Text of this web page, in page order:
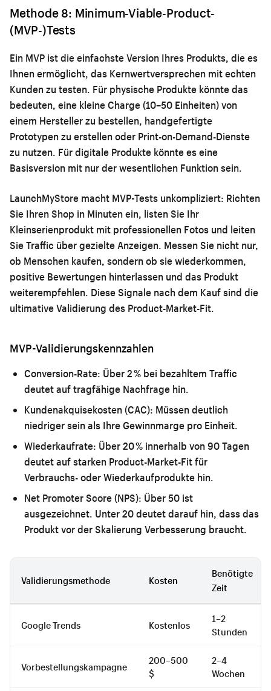
Methode 8: Minimum-Viable-Product-
(MVP-)Tests
Ein MVP ist die einfachste Version Ihres Produkts, die es
Ihnen ermöglicht, das Kernwertversprechen mit echten
Kunden zu testen. Für physische Produkte könnte das
bedeuten, eine kleine Charge (10–50 Einheiten) von
einem Hersteller zu bestellen, handgefertigte
Prototypen zu erstellen oder Print-on-Demand-Dienste
zu nutzen. Für digitale Produkte könnte es eine
Basisversion mit nur der wesentlichen Funktion sein.
LaunchMyStore macht MVP-Tests unkompliziert: Richten
Sie Ihren Shop in Minuten ein, listen Sie Ihr
Kleinserienprodukt mit professionellen Fotos und leiten
Sie Traffic über gezielte Anzeigen. Messen Sie nicht nur,
ob Menschen kaufen, sondern ob sie wiederkommen,
positive Bewertungen hinterlassen und das Produkt
weiterempfehlen. Diese Signale nach dem Kauf sind die
ultimative Validierung des Product-Market-Fit.
MVP-Validierungskennzahlen
Conversion-Rate: Über 2 % bei bezahltem Traffic
deutet auf tragfähige Nachfrage hin.
Kundenakquisekosten (CAC): Müssen deutlich
niedriger sein als Ihre Gewinnmarge pro Einheit.
Wiederkaufrate: Über 20 % innerhalb von 90 Tagen
deutet auf starken Product-Market-Fit für
Verbrauchs- oder Wiederkaufprodukte hin.
Net Promoter Score (NPS): Über 50 ist
ausgezeichnet. Unter 20 deutet darauf hin, dass das
Produkt vor der Skalierung Verbesserung braucht.
Validierungsmethode Kosten
Benötigte
Zeit
Google Trends Kostenlos
1–2
Stunden
Vorbestellungskampagne
200–500
$
2–4
Wochen